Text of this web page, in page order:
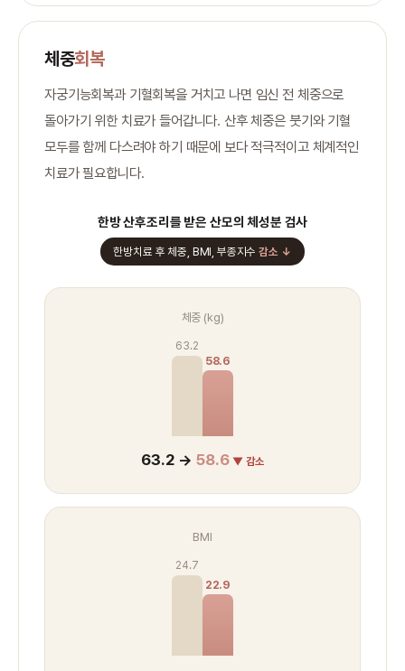
체중회복
자궁기능회복과 기혈회복을 거치고 나면 임신 전 체중으로
돌아가기 위한 치료가 들어갑니다. 산후 체중은 붓기와 기혈
모두를 함께 다스려야 하기 때문에 보다 적극적이고 체계적인
치료가 필요합니다.
한방 산후조리를 받은 산모의 체성분 검사
한방치료 후 체중, BMI, 부종지수감소 ↓
체중 (kg)
63.2
58.6
63.2 →58.6 ▼ 감소
BMI
24.7
22.9